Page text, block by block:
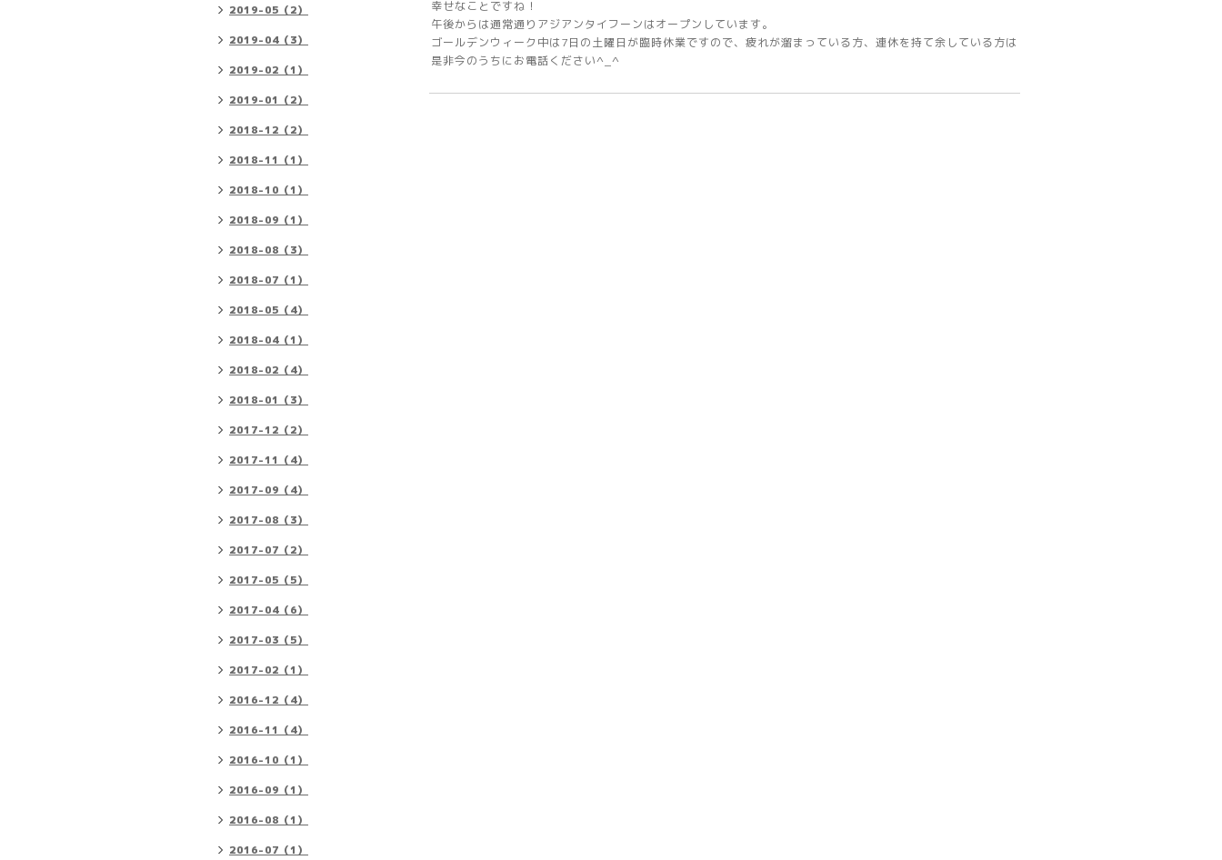
幸せなことですね！
午後からは通常通りアジアンタイフーンはオープンしています。
ゴールデンウィーク中は7日の土曜日が臨時休業ですので、疲れが溜まっている方、連休を持て余している方は
是非今のうちにお電話ください^_^
2019-05（2）
2019-04（3）
2019-02（1）
2019-01（2）
2018-12（2）
2018-11（1）
2018-10（1）
2018-09（1）
2018-08（3）
2018-07（1）
2018-05（4）
2018-04（1）
2018-02（4）
2018-01（3）
2017-12（2）
2017-11（4）
2017-09（4）
2017-08（3）
2017-07（2）
2017-05（5）
2017-04（6）
2017-03（5）
2017-02（1）
2016-12（4）
2016-11（4）
2016-10（1）
2016-09（1）
2016-08（1）
2016-07（1）